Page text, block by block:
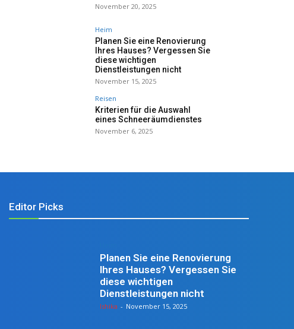
November 20, 2025
Heim
Planen Sie eine Renovierung
Ihres Hauses? Vergessen Sie
diese wichtigen
Dienstleistungen nicht
November 15, 2025
Reisen
Kriterien für die Auswahl
eines Schneeräumdienstes
November 6, 2025
Editor Picks
Planen Sie eine Renovierung
Ihres Hauses? Vergessen Sie
diese wichtigen
Dienstleistungen nicht
Ishika - November 15, 2025